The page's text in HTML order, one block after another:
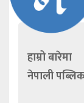
हाम्रो बारेमा
नेपाली